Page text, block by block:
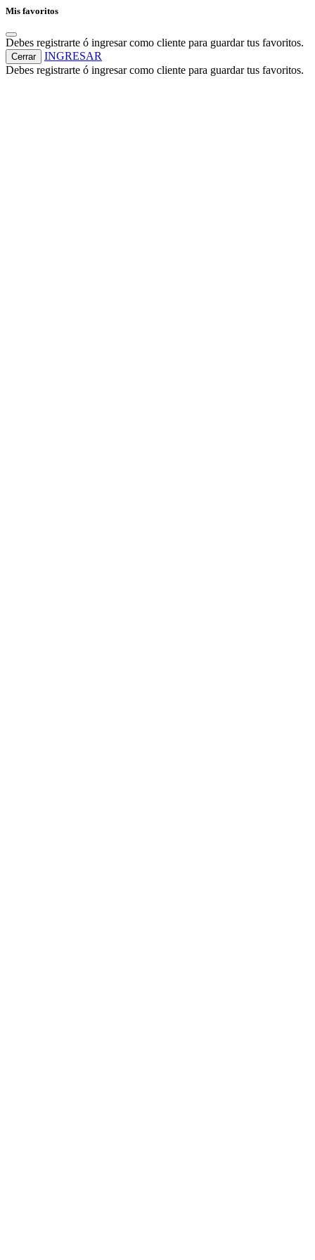
Mis favoritos
Debes registrarte ó ingresar como cliente para guardar tus favoritos.
Cerrar
INGRESAR
Debes registrarte ó ingresar como cliente para guardar tus favoritos.